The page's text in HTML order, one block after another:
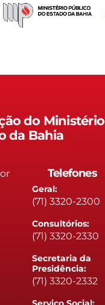
do Ministério
da Bahia
Telefones
Geral:
(71) 3320-2300
Consultórios:
(71) 3320-2330
Secretaria da
Presidência:
(71) 3320-2332